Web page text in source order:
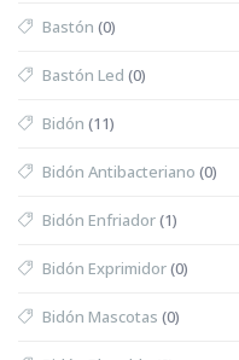
Bastón (0)
Bastón Led (0)
Bidón (11)
Bidón Antibacteriano (0)
Bidón Enfriador(1)
Bidón Exprimidor(0)
Bidón Mascotas (0)